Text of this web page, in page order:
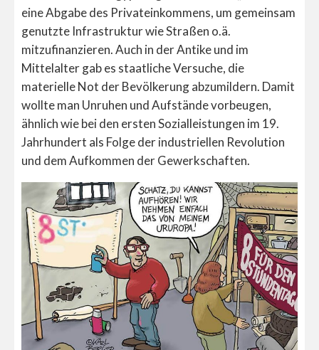
eine Abgabe des Privateinkommens, um gemeinsam
genutzte Infrastruktur wie Straßen o.ä.
mitzufinanzieren. Auch in der Antike und im
Mittelalter gab es staatliche Versuche, die
materielle Not der Bevölkerung abzumildern. Damit
wollte man Unruhen und Aufstände vorbeugen,
ähnlich wie bei den ersten Sozialleistungen im 19.
Jahrhundert als Folge der industriellen Revolution
und dem Aufkommen der Gewerkschaften.